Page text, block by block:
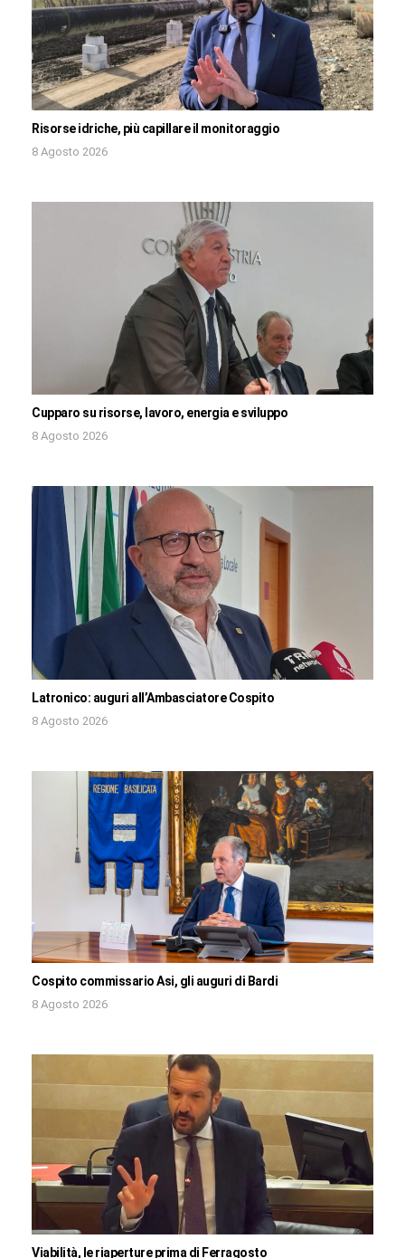
Risorse idriche, più capillare il monitoraggio
8 Agosto 2026
Cupparo su risorse, lavoro, energia e sviluppo
8 Agosto 2026
Latronico: auguri all’Ambasciatore Cospito
8 Agosto 2026
Cospito commissario Asi, gli auguri di Bardi
8 Agosto 2026
Viabilità, le riaperture prima di Ferragosto